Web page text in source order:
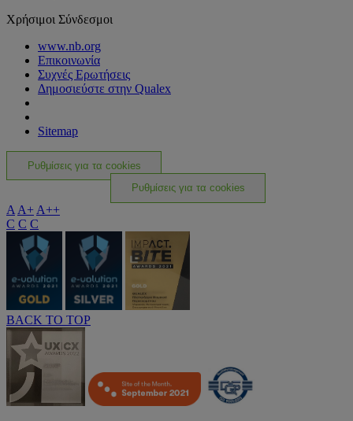
Χρήσιμοι Σύνδεσμοι
www.nb.org
Επικοινωνία
Συχνές Ερωτήσεις
Δημοσιεύστε στην Qualex
Sitemap
Ρυθμίσεις για τα cookies
Ρυθμίσεις για τα cookies
A A+ A++
C C C
BACK TO TOP